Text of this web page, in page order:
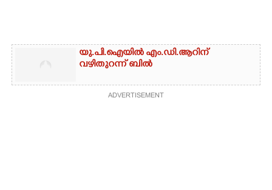
യു.പി.ഐയിൽ എം.ഡി.ആറിന്
വഴിതുറന്ന് ബിൽ
ADVERTISEMENT